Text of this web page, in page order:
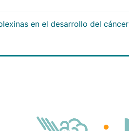
en el desarrollo del cáncer